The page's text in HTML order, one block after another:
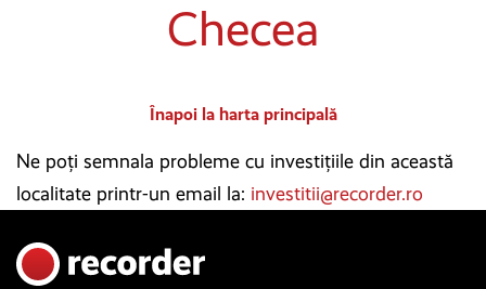
Checea
Înapoi la harta principală
Ne poți semnala probleme cu investițiile din această
localitate printr-un email la: investitii@recorder.ro